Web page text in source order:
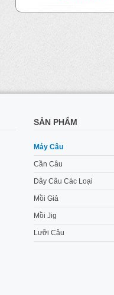
SẢN PHẨM
Máy Câu
Cần Câu
Dây Câu Các Loại
Mồi Giả
Mồi Jig
Lưỡi Câu